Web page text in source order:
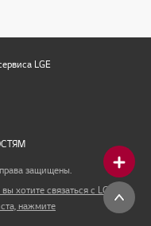
LGE
защищены.
хотите связаться с LG
нажмите